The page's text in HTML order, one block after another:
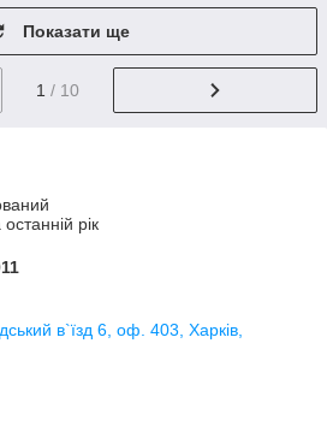
Показати ще
1 / 10
рік
в`їзд 6, оф. 403, Харків,